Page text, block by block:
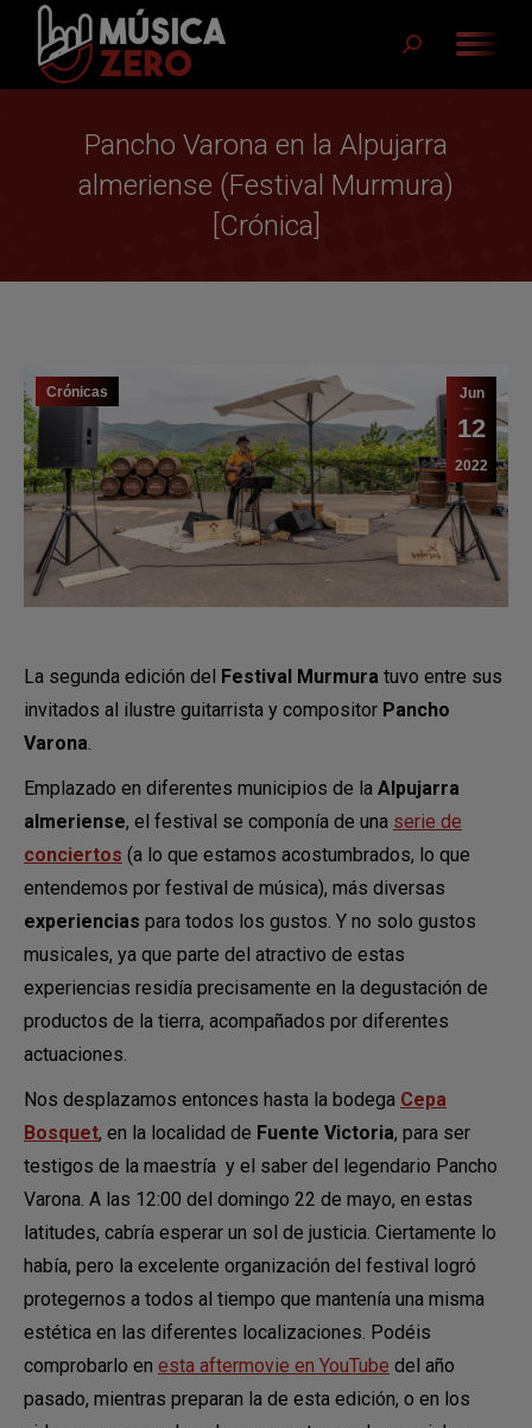
Buscar:
Pancho Varona en la Alpujarra
almeriense (Festival Murmura)
[Crónica]
Jun
12
2022
Crónicas
La segunda edición del Festival Murmura tuvo entre sus
invitados al ilustre guitarrista y compositor Pancho
Varona.
Emplazado en diferentes municipios de la Alpujarra
almeriense, el festival se componía de una serie de
conciertos (a lo que estamos acostumbrados, lo que
entendemos por festival de música), más diversas
experiencias para todos los gustos. Y no solo gustos
musicales, ya que parte del atractivo de estas
experiencias residía precisamente en la degustación de
productos de la tierra, acompañados por diferentes
actuaciones.
Nos desplazamos entonces hasta la bodega Cepa
Bosquet, en la localidad de Fuente Victoria, para ser
testigos de la maestría y el saber del legendario Pancho
Varona. A las 12:00 del domingo 22 de mayo, en estas
latitudes, cabría esperar un sol de justicia. Ciertamente lo
había, pero la excelente organización del festival logró
protegernos a todos al tiempo que mantenía una misma
estética en las diferentes localizaciones. Podéis
comprobarlo en esta aftermovie en YouTube del año
pasado, mientras preparan la de esta edición, o en los